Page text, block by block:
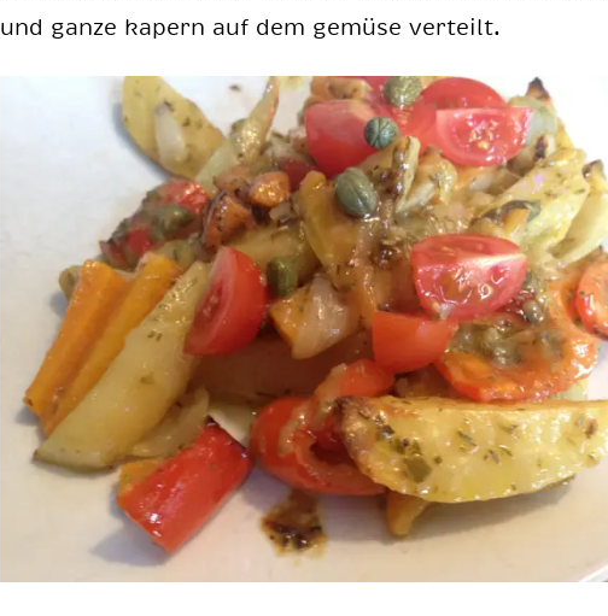
und gan­ze ka­pern auf dem ge­mü­se ver­teilt.